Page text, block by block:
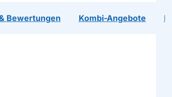
Bewertungen Kombi-Angebote